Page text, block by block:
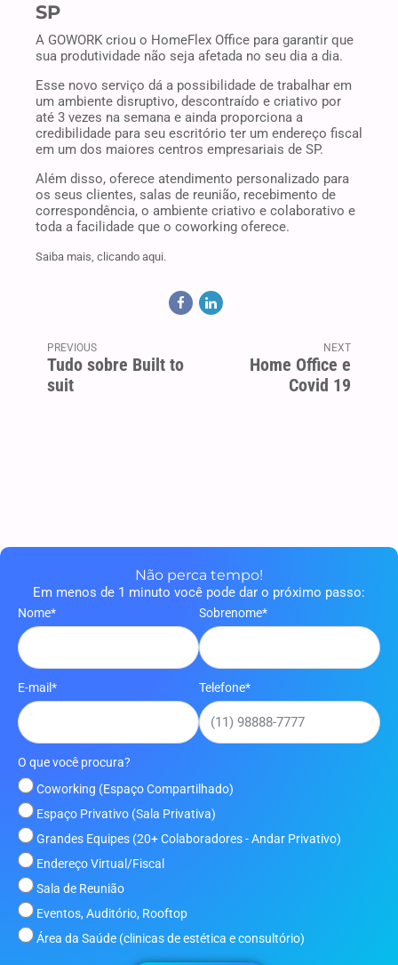
SP
A GOWORK criou o HomeFlex Office para garantir que
sua produtividade não seja afetada no seu dia a dia.
Esse novo serviço dá a possibilidade de trabalhar em
um ambiente disruptivo, descontraído e criativo por
até 3 vezes na semana e ainda proporciona a
credibilidade para seu escritório ter um endereço fiscal
em um dos maiores centros empresariais de SP.
Além disso, oferece atendimento personalizado para
os seus clientes, salas de reunião, recebimento de
correspondência, o ambiente criativo e colaborativo e
toda a facilidade que o coworking oferece.
Saiba mais, clicando aqui.
PREVIOUS
Tudo sobre Built to
suit
NEXT
Home Office e
Covid 19
Não perca tempo!
Em menos de 1 minuto você pode dar o próximo passo:
Nome* Sobrenome*
E-mail* Telefone*
O que você procura?
Coworking (Espaço Compartilhado)
Espaço Privativo (Sala Privativa)
Grandes Equipes (20+ Colaboradores - Andar Privativo)
Endereço Virtual/Fiscal
Sala de Reunião
Eventos, Auditório, Rooftop
Área da Saúde (clinicas de estética e consultório)